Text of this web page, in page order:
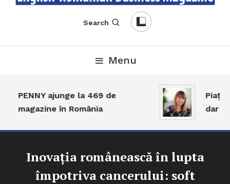
Search
Menu
PENNY ajunge la 469 de
magazine în România
Piața
dar
Inovația românească în lupta
împotriva cancerului: soft